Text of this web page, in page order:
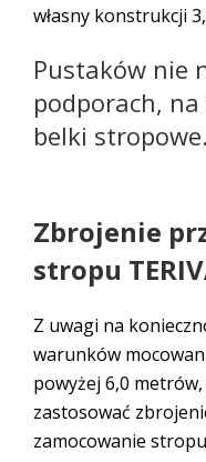
własny konstrukcji
Pustaków nie
podporach,
belki stropowe.
Zbrojenie
stropu
Z uwagi na
warunków
powyżej 6,0
zastosować
zamocowanie